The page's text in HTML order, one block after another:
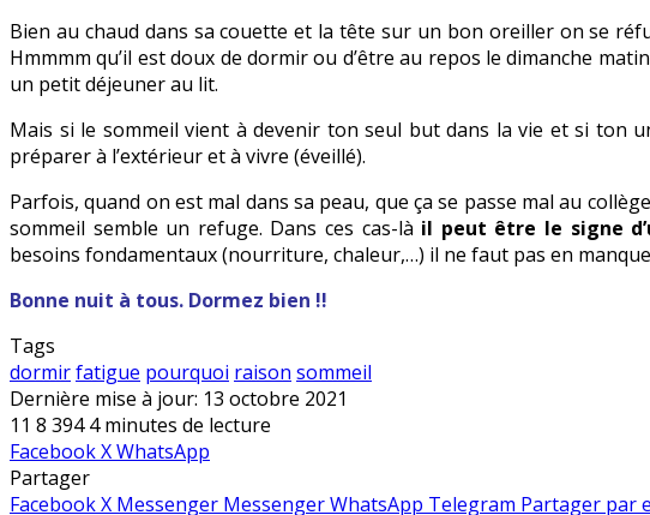
Bien au chaud dans sa couette et la tête sur un bon oreiller on se
Hmmmm qu’il est doux de dormir ou d’être au repos le dimanche
un petit déjeuner au lit.
Mais si le sommeil vient à devenir ton seul but dans la vie et si ton
préparer à l’extérieur et à vivre (éveillé).
Parfois, quand on est mal dans sa peau, que ça se passe mal au
sommeil semble un refuge. Dans ces cas-là il peut être le signe
besoins fondamentaux (nourriture, chaleur,…) il ne faut pas en
Bonne nuit à tous. Dormez bien !!
Tags
dormirfatigue pourquoi raison sommeil
Dernière mise à jour: 13 octobre 2021
11 8 3944 minutes de lecture
FacebookXWhatsApp
Partager
FacebookX Messenger MessengerWhatsApp Telegram Partager par